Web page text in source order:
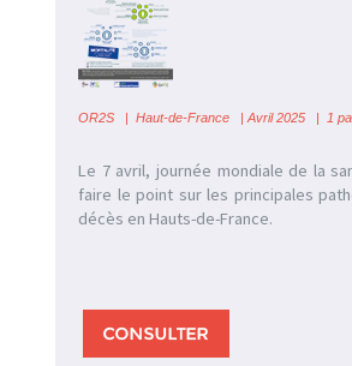
OR2S |Haut-de-France | Avril 2025 | 1
Le 7 avril, journée mondiale de la
faire le point sur les principales
décès en Hauts-de-France.